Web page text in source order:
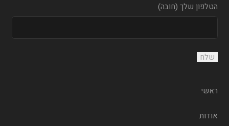
הטלפון שלך (חובה)
ראשי
אודות